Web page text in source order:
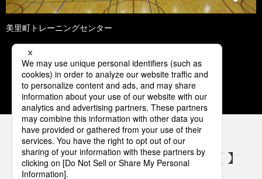
美里町トレーニングセンター
1 2 3 4 5
パナソニックの電気設備 SNSアカウント